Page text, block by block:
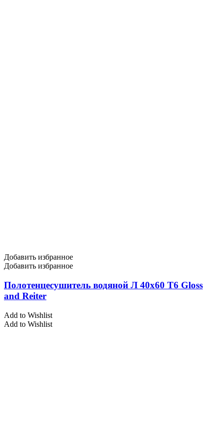
Добавить избранное
Добавить избранное
Полотенцесушитель водяной Л 40х60 Т6 Gloss
and Reiter
Add to Wishlist
Add to Wishlist